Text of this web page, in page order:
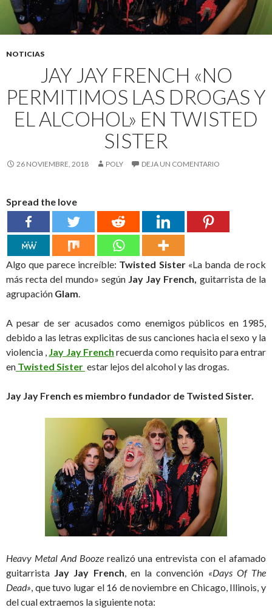
NOTICIAS
JAY JAY FRENCH «NO
PERMITIMOS LAS DROGAS Y
EL ALCOHOL» EN TWISTED
SISTER
26 NOVIEMBRE, 2018 POLY DEJA UN COMENTARIO
Spread the love
Algo que parece increíble: Twisted Sister «La banda de rock
más recta del mundo» según Jay Jay French, guitarrista de la
agrupación Glam.
A pesar de ser acusados como enemigos públicos en 1985,
debido a las letras explicitas de sus canciones hacia el sexo y la
violencia , Jay Jay French recuerda como requisito para entrar
en Twisted Sister estar lejos del alcohol y las drogas.
Jay Jay French es miembro fundador de Twisted Sister.
Heavy Metal And Boozerealizó una entrevista con el afamado
guitarrista Jay Jay French , en la convención «Days Of The
Dead» , que tuvo lugar el 16 de noviembre en Chicago, Illinois, y
del cual extraemos la siguiente nota: